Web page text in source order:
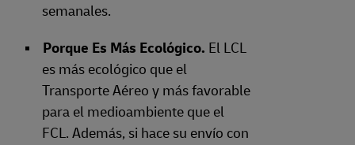
semanales.
Porque Es Más Ecológico. El LCL
es más ecológico que el
Transporte Aéreo y más favorable
para el medioambiente que el
FCL. Además, si hace su envío con